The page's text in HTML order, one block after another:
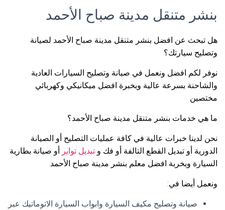
بنشر متنقل مدينة صباح الأحمد
هل تبحث عن افضل بنشر متنقل مدينة صباح الأحمد لصيانة
وتصليح سيارتك؟
نوفر لكم افضل ونعمل في صيانة وتصليح السيارات العادية
والشاحنة بسرعة عالية وبخبرة افضل ميكانيكي وكهربائي
مختصين
ما هي خدمات بنشر متنقل مدينة صباح الأحمد؟
نحن لدينا خبرات عالية في كافة عمليات التصليح أو الصيانة
الدورية أو تبديل القطع التالفة أو فك و تبديل تواير أو صيانة بطارية
السيارة وبخربة افضل معلم بنشر مدينة صباح الأحمد.
ونعمل أيضا في:
صيانة وتصليح مكيف السيارة وابواب السيارة الاتوماتيك عبر